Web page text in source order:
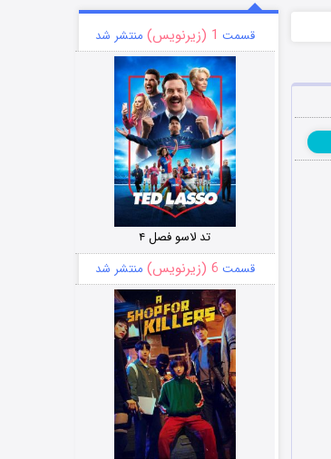
قسمت 1 (زیرنویس) منتشر شد
تد لاسو فصل ۴
قسمت 6 (زیرنویس) منتشر شد